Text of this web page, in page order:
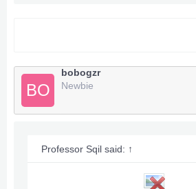
Dinheiro: 100.060.632
Algum problema? Envie uma
***O conteúdo oculto não pode
BO
bobogzr
Newbie
Professor Sqil said: ↑